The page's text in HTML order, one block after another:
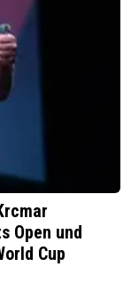
Open und
Cup